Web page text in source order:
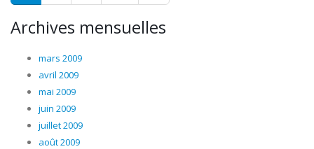
Archives mensuelles
mars 2009
avril 2009
mai 2009
juin 2009
juillet 2009
août 2009